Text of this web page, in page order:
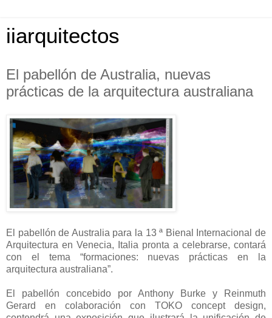
iiarquitectos
El pabellón de Australia, nuevas
prácticas de la arquitectura australiana
El pabellón de Australia para la 13 ª Bienal Internacional de
Arquitectura en Venecia, Italia pronta a celebrarse, contará
con el tema “formaciones: nuevas prácticas en la
arquitectura australiana”.
El pabellón concebido por Anthony Burke y Reinmuth
Gerard en colaboración con TOKO concept design,